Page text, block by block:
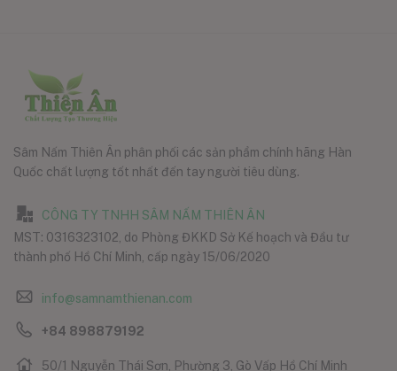
Sâm Nấm Thiên Ân phân phối các sản phẩm chính hãng Hàn
Quốc chất lượng tốt nhất đến tay người tiêu dùng.
CÔNG TY TNHH SÂM NẤM THIÊN ÂN
MST: 0316323102, do Phòng ĐKKD Sở Kế hoạch và Đầu tư
thành phố Hồ Chí Minh, cấp ngày 15/06/2020
info@samnamthienan.com
+84 898879192
50/1 Nguyễn Thái Sơn, Phường 3, Gò Vấp Hồ Chí Minh